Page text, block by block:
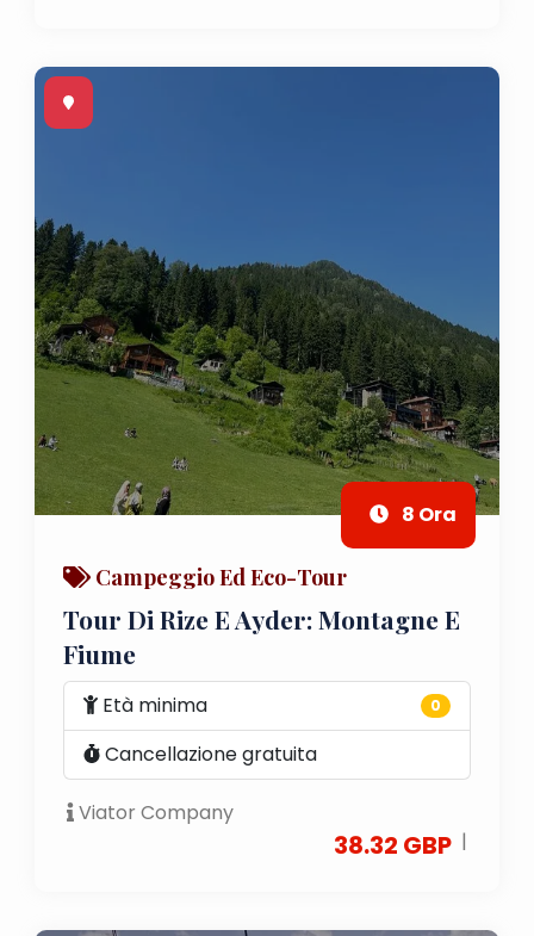
8 Ora
Campeggio Ed Eco-Tour
Tour Di Rize E Ayder: Montagne E
Fiume
Età minima 0
Cancellazione gratuita
Viator Company
38.32 GBP |